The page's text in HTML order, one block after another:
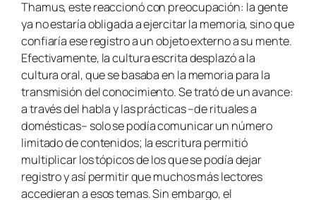
Thamus, este reaccionó con preocupación: la gente
ya no estaría obligada a ejercitar la memoria, sino que
confiaría ese registro a un objeto externo a su mente.
Efectivamente, la cultura escrita desplazó a la
cultura oral, que se basaba en la memoria para la
transmisión del conocimiento. Se trató de un avance:
a través del habla y las prácticas –de rituales a
domésticas– solo se podía comunicar un número
limitado de contenidos; la escritura permitió
multiplicar los tópicos de los que se podía dejar
registro y así permitir que muchos más lectores
accedieran a esos temas. Sin embargo, el